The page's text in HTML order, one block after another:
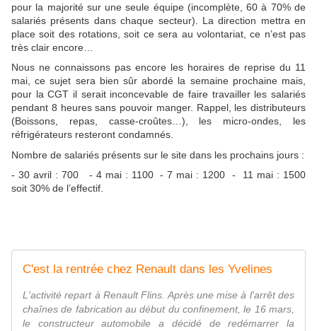
pour la majorité sur une seule équipe (incomplète, 60 à 70% de
salariés présents dans chaque secteur). La direction mettra en
place soit des rotations, soit ce sera au volontariat, ce n’est pas
très clair encore…
Nous ne connaissons pas encore les horaires de reprise du 11
mai, ce sujet sera bien sûr abordé la semaine prochaine mais,
pour la CGT il serait inconcevable de faire travailler les salariés
pendant 8 heures sans pouvoir manger. Rappel, les distributeurs
(Boissons, repas, casse-croûtes…), les micro-ondes, les
réfrigérateurs resteront condamnés.
Nombre de salariés présents sur le site dans les prochains jours :
- 30 avril : 700 - 4 mai : 1100 - 7 mai : 1200 - 11 mai : 1500
soit 30% de l’effectif.
C'est la rentrée chez Renault dans les Yvelines
L'activité repart à Renault Flins. Après une mise à l'arrêt des
chaînes de fabrication au début du confinement, le 16 mars,
le constructeur automobile a décidé de redémarrer la